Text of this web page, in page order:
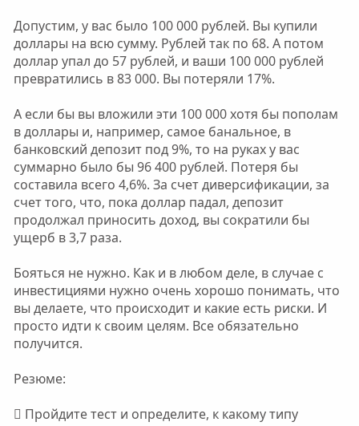
Допустим, у вас было 100 000 рублей. Вы купили
доллары на всю сумму. Рублей так по 68. А потом
доллар упал до 57 рублей, и ваши 100 000 рублей
превратились в 83 000. Вы потеряли 17%.
А если бы вы вложили эти 100 000 хотя бы пополам
в доллары и, например, самое банальное, в
банковский депозит под 9%, то на руках у вас
суммарно было бы 96 400 рублей. Потеря бы
составила всего 4,6%. За счет диверсификации, за
счет того, что, пока доллар падал, депозит
продолжал приносить доход, вы сократили бы
ущерб в 3,7 раза.
Бояться не нужно. Как и в любом деле, в случае с
инвестициями нужно очень хорошо понимать, что
вы делаете, что происходит и какие есть риски. И
просто идти к своим целям. Все обязательно
получится.
Резюме:
 Пройдите тест и определите, к какому типу